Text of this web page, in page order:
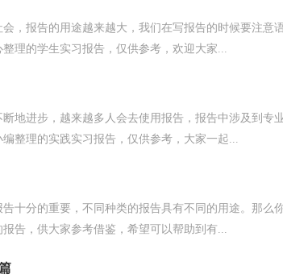
，报告的用途越来越大，我们在写报告的时候要注意
理的学生实习报告，仅供参考，欢迎大家...
地进步，越来越多人会去使用报告，报告中涉及到专
整理的实践实习报告，仅供参考，大家一起...
十分的重要，不同种类的报告具有不同的用途。那么
告，供大家参考借鉴，希望可以帮助到有...